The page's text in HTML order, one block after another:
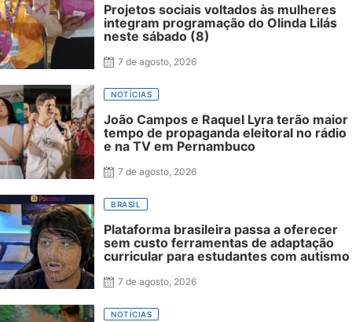
Projetos sociais voltados às mulheres
integram programação do Olinda Lilás
neste sábado (8)
7 de agosto, 2026
NOTÍCIAS
João Campos e Raquel Lyra terão maior
tempo de propaganda eleitoral no rádio
e na TV em Pernambuco
7 de agosto, 2026
BRASIL
Plataforma brasileira passa a oferecer
sem custo ferramentas de adaptação
curricular para estudantes com autismo
7 de agosto, 2026
NOTÍCIAS